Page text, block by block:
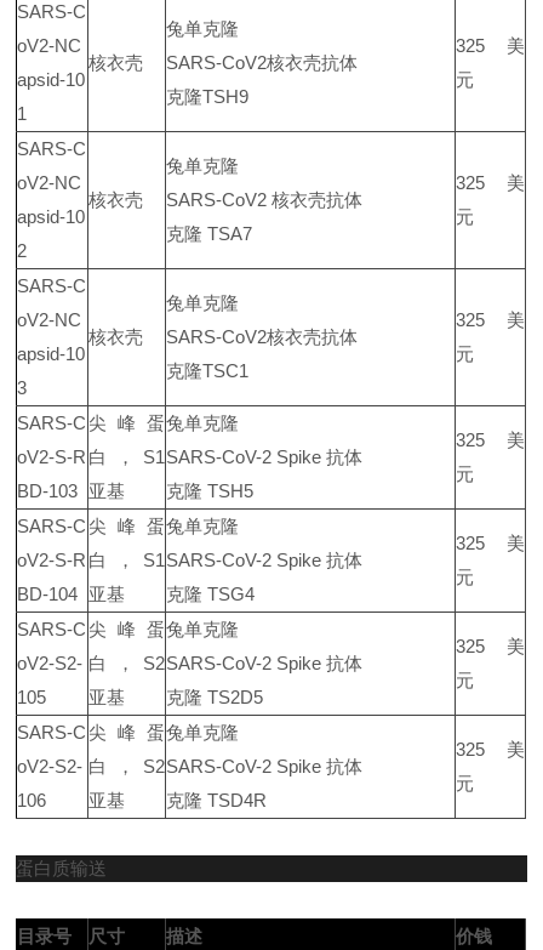
SARS-C
oV2-NC
apsid-10
1
核衣壳
兔单克隆
SARS-CoV2核衣壳抗体
克隆TSH9
325 美
元
SARS-C
oV2-NC
apsid-10
2
核衣壳
兔单克隆
SARS-CoV2 核衣壳抗体
克隆 TSA7
325 美
元
SARS-C
oV2-NC
apsid-10
3
核衣壳
兔单克隆
SARS-CoV2核衣壳抗体
克隆TSC1
325 美
元
SARS-C
oV2-S-R
BD-103
尖峰蛋
白，S1
亚基
兔单克隆
SARS-CoV-2 Spike 抗体
克隆 TSH5
325 美
元
SARS-C
oV2-S-R
BD-104
尖峰蛋
白，S1
亚基
兔单克隆
SARS-CoV-2 Spike 抗体
克隆 TSG4
325 美
元
SARS-C
oV2-S2-
105
尖峰蛋
白，S2
亚基
兔单克隆
SARS-CoV-2 Spike 抗体
克隆 TS2D5
325 美
元
SARS-C
oV2-S2-
106
尖峰蛋
白，S2
亚基
兔单克隆
SARS-CoV-2 Spike 抗体
克隆 TSD4R
325 美
元
蛋白质输送
目录号 尺寸 描述 价钱